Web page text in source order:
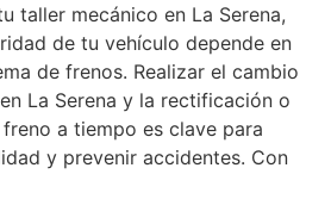
taller mecánico en La Serena,
de tu vehículo depende en
de frenos. Realizar el cambio
La Serena y la rectificación o
a tiempo es clave para
y prevenir accidentes. Con